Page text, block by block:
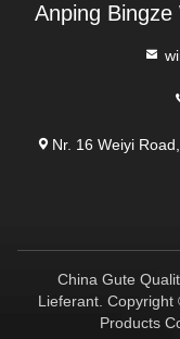
Anping
Nr. 16 Weiyi
China Gute
Lieferant. Copyright
Products